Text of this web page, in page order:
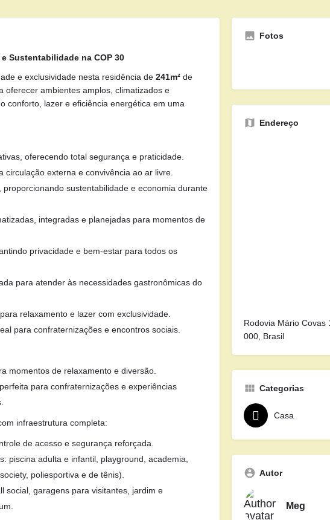
Sustentabilidade na COP 30
e exclusividade nesta residência de 241m² de
oferecer ambientes amplos, climatizados e
conforto, lazer e eficiência energética em uma
oferecendo total segurança e praticidade.
circulação externa e convivência ao ar livre.
proporcionando sustentabilidade e economia durante
integradas e planejadas para momentos de
privacidade e bem-estar para todos os
para atender às necessidades gastronômicas do
relaxamento e lazer com exclusividade.
para confraternizações e encontros sociais.
momentos de relaxamento e diversão.
para confraternizações e experiências
infraestrutura completa:
de acesso e segurança reforçada.
piscina adulta e infantil, playground, academia,
poliesportiva e de tênis).
social, garagens para visitantes, jardim e
Fotos
Endereço
Rodovia Mário Covas
000, Brasil
Categorias
Casa
Autor
Meg